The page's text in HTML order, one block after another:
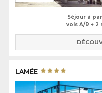
Séjour à
vols A/R + 2
LAMÉE